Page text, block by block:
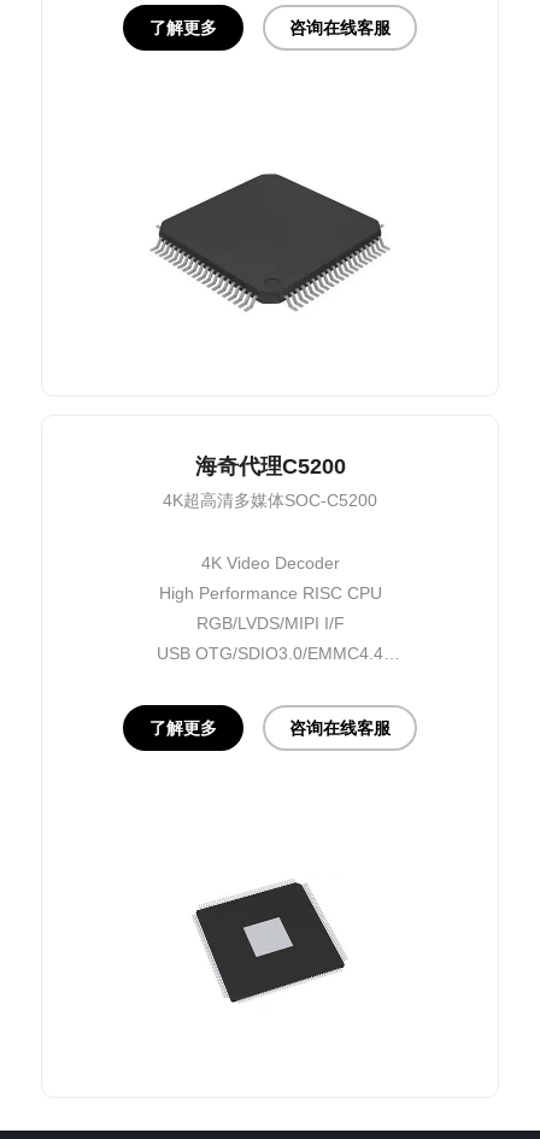
可支持WIFI同屏
RTOS系统
了解更多 咨询在线客服
海奇代理C5200
4K超高清多媒体SOC-C5200
4K Video Decoder
High Performance RISC CPU
RGB/LVDS/MIPI I/F
USB OTG/SDIO3.0/EMMC4.4
HDMI input
了解更多 咨询在线客服